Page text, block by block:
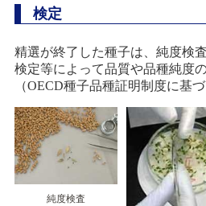
検定
精選が終了した種子は、純度検
検定等によって品質や品種純度
（OECD種子品種証明制度に基づ
純度検査